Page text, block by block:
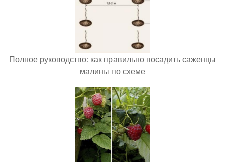
Полное руководство: как правильно посадить саженцы
малины по схеме